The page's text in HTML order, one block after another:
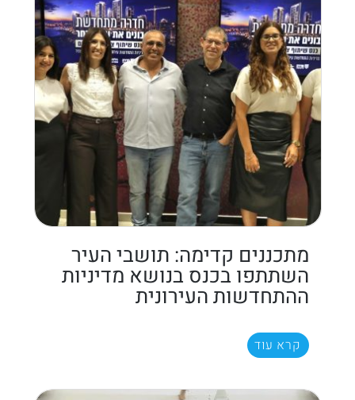
מתכננים קדימה: תושבי העיר
השתתפו בכנס בנושא מדיניות
ההתחדשות העירונית
קרא עוד